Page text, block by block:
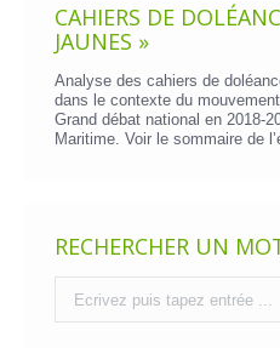
CAHIERS DE
JAUNES »
Analyse des cahiers de
dans le contexte du
Grand débat national en 2018-
Maritime. Voir le sommaire de
RECHERCHER UN